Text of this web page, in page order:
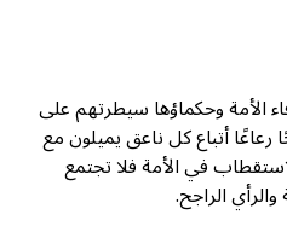
الأمة وحكماؤها سيطرتهم على
أتباع كل ناعق يميلون مع
في الأمة فلا تجتمع
الراجح.